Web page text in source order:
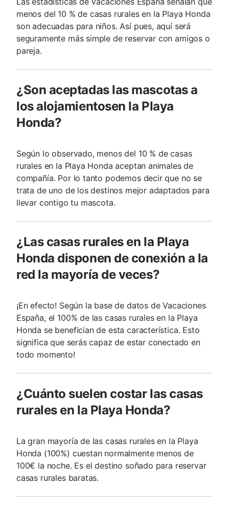
menos del 10 % de casas rurales en la Playa Honda
son adecuadas para niños. Así pues, aquí será
seguramente más simple de reservar con amigos o
pareja.
¿Son aceptadas las mascotas a
los alojamientosen la Playa
Honda?
Según lo observado, menos del 10 % de casas
rurales en la Playa Honda aceptan animales de
compañía. Por lo tanto podemos decir que no se
trata de uno de los destinos mejor adaptados para
llevar contigo tu mascota.
¿Las casas rurales en la Playa
Honda disponen de conexión a la
red la mayoría de veces?
¡En efecto! Según la base de datos de Vacaciones
España, el 100% de las casas rurales en la Playa
Honda se benefician de esta característica. Esto
significa que serás capaz de estar conectado en
todo momento!
¿Cuánto suelen costar las casas
rurales en la Playa Honda?
La gran mayoría de las casas rurales en la Playa
Honda (100%) cuestan normalmente menos de
100€ la noche. Es el destino soñado para reservar
casas rurales baratas.